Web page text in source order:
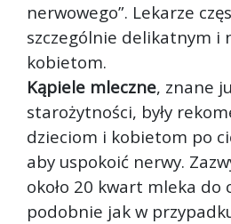
nerwowego”. Lekarze
szczególnie delikatnym i
kobietom.
Kąpiele mleczne, znane
starożytności, były
dzieciom i kobietom po
aby uspokoić nerwy.
około 20 kwart mleka do
podobnie jak w